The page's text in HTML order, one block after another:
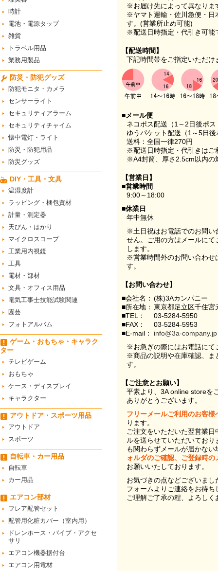
時計
電池・電源タップ
雑貨
トラベル用品
業務用製品
防災・防犯グッズ
防犯モニタ・カメラ
センサーライト
セキュリティアラーム
セキュリティチャイム
懐中電灯・ライト
防災・防犯用品
防災グッズ
DIY・工具・文具
温湿度計
ラッピング・梱包資材
計量・測定器
天びん・はかり
マイクロスコープ
工業用内視鏡
工具
電材・部材
文具・オフィス用品
電気工事士技能試験関連
園芸
フォトアルバム
ゲーム・おもちゃ・キャラク
ター
テレビゲーム
おもちゃ
ケース・ディスプレイ
キャラクター
アウトドア・スポーツ用品
アウトドア
スポーツ
自転車・カー用品
自転車
カー用品
エアコン部材
フレア配管セット
配管用化粧カバー（室内用）
ドレンホース・パイプ・アクセ
サリ
エアコン機器据付台
エアコン用電材
※お届け先によって異なりま
※ヤマト運輸・佐川急便・日
す。(営業所止め可能)
※配送日時指定・代引き可能
【配送時間】
下記時間帯をご指定いただけ
■メール便
ネコポス配送（1～2日後ポ
ゆうパケット配送（1～5日
送料：全国一律270円
※配送日時指定・代引きはご
※A4封筒、厚さ2.5cm以内の
【営業日】
■営業時間
9:00～18:00
■休業日
年中無休
※土日祝はお電話でのお問い
せん。ご用の方はメールに
します。
※営業時間外のお問い合わせ
す。
【お問い合わせ】
■会社名： (株)3Aカンパニー
■所在地： 東京都足立区千住
■TEL：
03-5284-5950
■FAX：
03-5284-5953
■E-mail：
info@3a-company.jp
※お急ぎの際にはお電話にて
※商品の説明や在庫確認、ま
す。
【ご注意とお願い】
平素より、3A online storeを
ありがとうございます。
フリーメールご利用のお客様
ります。
ご注文をいただいた翌営業
ルを送らせていただいてお
も関わらずメールが届かない
ォルダのご確認、ご登録時
お願いいたしております。
お気づきの点などございま
フォームよりご連絡をお待ち
ご理解ご了承の程、よろし